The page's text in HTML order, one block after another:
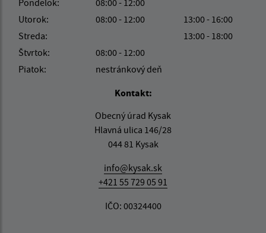
Utorok:
08:00 - 12:00
13:00 - 16:00
Streda:
13:00 - 18:00
Štvrtok:
08:00 - 12:00
Piatok:
nestránkový deň
Kontakt:
Obecný úrad Kysak
Hlavná ulica 146/28
044 81 Kysak
info@kysak.sk
+421 55 729 05 91
IČO: 00324400